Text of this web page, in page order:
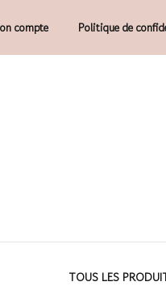
compte Politique de
–TOUS LES